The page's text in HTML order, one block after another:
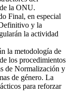
la ONU.
Final, en especial
y la
la actividad
la metodología de
los procedimientos
de Normalización y
de género. La
para reforzar